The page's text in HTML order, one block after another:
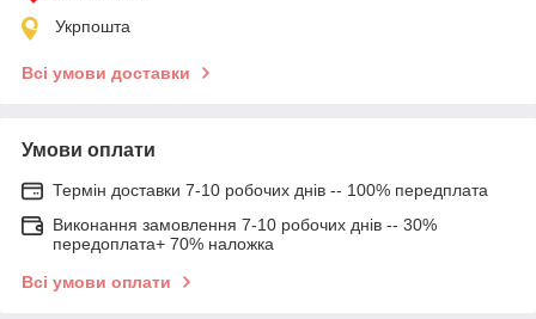
Укрпошта
Всі умови доставки
Умови оплати
Термін доставки 7-10 робочих днів -- 100% передплата
Виконання замовлення 7-10 робочих днів -- 30%
передоплата+ 70% наложка
Всі умови оплати